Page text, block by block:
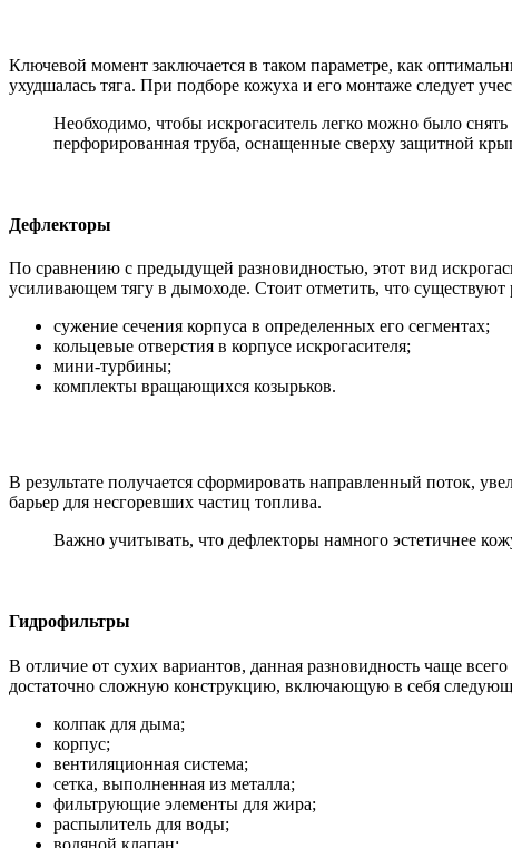
Ключевой момент заключается в таком параметре, как
ухудшалась тяга. При подборе кожуха и его монтаже следует
Необходимо, чтобы искрогаситель легко можно было
перфорированная труба, оснащенные сверху защитной
Дефлекторы
По сравнению с предыдущей разновидностью, этот вид
усиливающем тягу в дымоходе. Стоит отметить, что
сужение сечения корпуса в определенных его сегментах;
кольцевые отверстия в корпусе искрогасителя;
мини-турбины;
комплекты вращающихся козырьков.
В результате получается сформировать направленный поток,
барьер для несгоревших частиц топлива.
Важно учитывать, что дефлекторы намного эстетичнее
Гидрофильтры
В отличие от сухих вариантов, данная разновидность чаще
достаточно сложную конструкцию, включающую в себя
колпак для дыма;
корпус;
вентиляционная система;
сетка, выполненная из металла;
фильтрующие элементы для жира;
распылитель для воды;
водяной клапан;